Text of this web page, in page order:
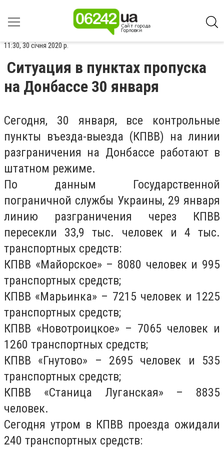
11:30, 30 січня 2020 р.
Ситуация в пунктах пропуска
на Донбассе 30 января
Сегодня, 30 января, все контрольные
пункты въезда-выезда (КПВВ) на линии
разграничения на Донбассе работают в
штатном режиме.
По данным Государственной
пограничной службы Украины, 29 января
линию разграничения через КПВВ
пересекли 33,9 тыс. человек и 4 тыс.
транспортных средств:
КПВВ «Майорское» – 8080 человек и 995
транспортных средств;
КПВВ «Марьинка» – 7215 человек и 1225
транспортных средств;
КПВВ «Новотроицкое» – 7065 человек и
1260 транспортных средств;
КПВВ «Гнутово» – 2695 человек и 535
транспортных средств;
КПВВ «Станица Луганская» – 8835
человек.
Сегодня утром в КПВВ проезда ожидали
240 транспортных средств: